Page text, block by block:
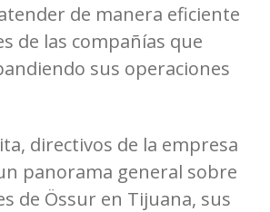
de manera eficiente
de las compañías que
sus operaciones
directivos de la empresa
panorama general sobre
de Össur en Tijuana, sus